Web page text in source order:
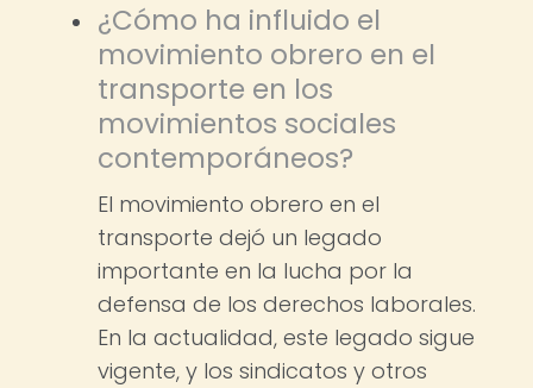
¿Cómo ha influido el
movimiento obrero en el
transporte en los
movimientos sociales
contemporáneos?
El movimiento obrero en el
transporte dejó un legado
importante en la lucha por la
defensa de los derechos laborales.
En la actualidad, este legado sigue
vigente, y los sindicatos y otros